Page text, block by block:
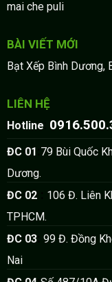
mai che puli
BÀI VIẾT MỚI
Bạt Xếp Bình Dương,
LIÊN HỆ
Hotline
ĐC 01 79 Bùi Quốc
Dương.
ĐC 02:
106 Đ. Liên
TPHCM.
ĐC 03: 99 Đ. Đồng
Nai